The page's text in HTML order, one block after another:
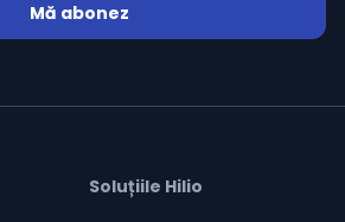
Mă abonez
Soluțiile Hilio